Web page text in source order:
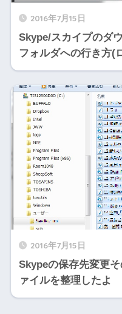
2016年7月15日
Skype/スカイプのダ
フォルダへの行き方(
2016年7月15日
Skypeの保存先変更
ァイルを整理したよ